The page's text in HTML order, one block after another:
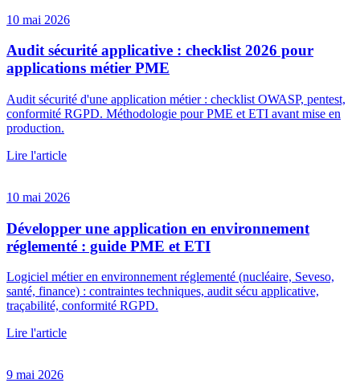
10 mai 2026
Audit sécurité applicative : checklist 2026 pour
applications métier PME
Audit sécurité d'une application métier : checklist OWASP, pentest,
conformité RGPD. Méthodologie pour PME et ETI avant mise en
production.
Lire l'article
10 mai 2026
Développer une application en environnement
réglementé : guide PME et ETI
Logiciel métier en environnement réglementé (nucléaire, Seveso,
santé, finance) : contraintes techniques, audit sécu applicative,
traçabilité, conformité RGPD.
Lire l'article
9 mai 2026